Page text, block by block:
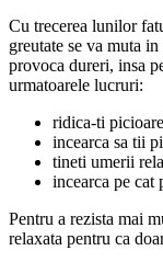
Cu trecerea lunilor
greutate se va muta
provoca dureri, insa
urmatoarele lucruri:
ridica-ti
incearca sa tii
tineti umerii
incearca pe
Pentru a rezista mai
relaxata pentru ca